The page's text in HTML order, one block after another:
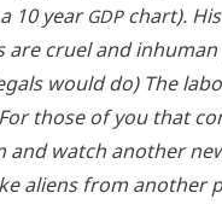
10 year GDPchart).
are cruel and
would do) The
For tho­se of you that
and watch ano­ther
ali­ens from ano­ther